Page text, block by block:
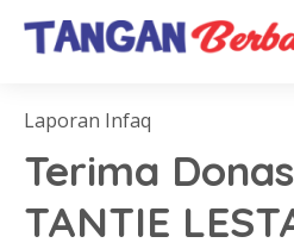
Laporan Infaq
Terima
TANTIE